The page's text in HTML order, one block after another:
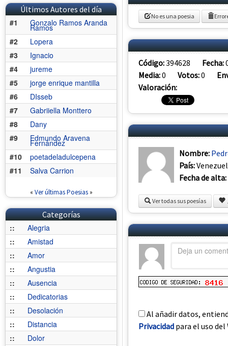
Últimos Autores del día
#1
Gonzalo Ramos Aranda
Ramos
#2
Lopera
#3
Ignacio
#4
jureme
#5
jorge enrique mantilla
#6
DIsseb
#7
Gabriiella Monttero
#8
Dany
#9
Edmundo Aravena
Fernández
#10
poetadeladulcepena
#11
Salva Carrion
« Ver últimas Poesias»
Categorías
::
Alegria
::
Amistad
::
Amor
::
Angustia
::
Ausencia
::
Dedicatorias
::
Desolación
::
Distancia
::
Dolor
No es una poesia
Código:394628 Fecha:
Media:0 Votos:0
Valoración:
Nombre:
País:
Fecha de alta:
Ver todas sus poesías
Al añadir datos,
Privacidad para el uso del